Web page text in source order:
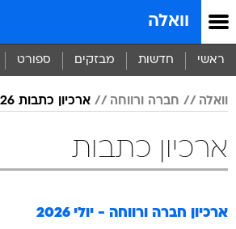
וואלה
ראשי חדשות מבזקים ספורט
וואלה חברה ורווחה ארכיון כתבות 2026
ארכיון כתבות
ארכיון חברה ורווחה - יולי 2026